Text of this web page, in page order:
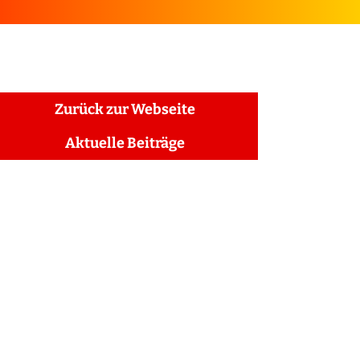
Zurück zur Webseite
Aktuelle Beiträge